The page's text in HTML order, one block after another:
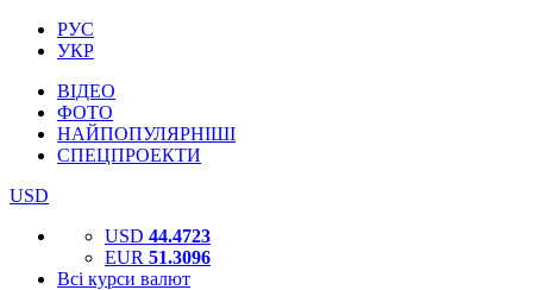
РУС
УКР
ВІДЕО
ФОТО
НАЙПОПУЛЯРНІШІ
СПЕЦПРОЕКТИ
USD
USD 44.4723
EUR 51.3096
Всі курси валют